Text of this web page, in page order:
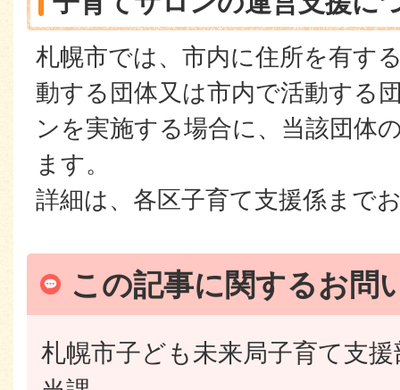
札幌市では、市内に住所を有す
動する団体又は市内で活動する
ンを実施する場合に、当該団体
ます。
詳細は、各区子育て支援係まで
この記事に関するお問
札幌市子ども未来局子育て支